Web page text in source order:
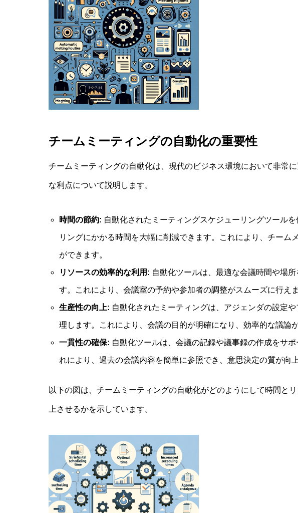
チームミーティングの自動化の重要性
チームミーティングの自動化は、現代のビジネス環境において非常
な利点について説明します。
時間の節約: 自動化されたミーティングスケジューリングツール
リングにかかる時間を大幅に削減できます。これにより、チーム
ができます。
リソースの効率的な利用: 自動化ツールは、最適な会議時間や場
す。これにより、会議室の予約や参加者の調整がスムーズに行えま
生産性の向上: 自動化されたミーティングは、アジェンダの設定
理します。これにより、会議の目的が明確になり、効率的な議論
一貫性の確保: 自動化ツールは、会議の記録や議事録の作成をサ
れにより、過去の会議内容を簡単に参照でき、意思決定の質が向上
以下の図は、チームミーティングの自動化がどのようにして時間と
上させるかを示しています。